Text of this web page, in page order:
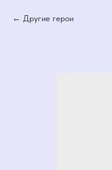
Другие герои